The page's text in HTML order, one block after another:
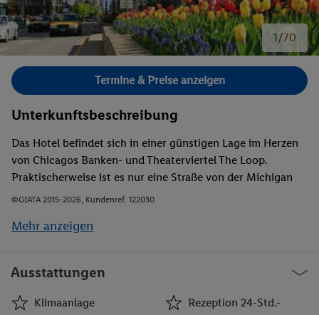
1/70
Bild 1 von 70.
Termine & Preise anzeigen
Unterkunftsbeschreibung
Das Hotel befindet sich in einer günstigen Lage im Herzen
von Chicagos Banken- und Theaterviertel The Loop.
Praktischerweise ist es nur eine Straße von der Michigan
Avenue, dem Millennium Park und Chicagos berühmten
architektonische Sehenswürdigkeiten können nach etwa 3
der internationale Flughafen O'Hare liegen ca. 17 bzw. ca.
27 km entfernt.
©GIATA 2015-2026, Kundenref. 122030
Mehr anzeigen
Ausstattungen
Klimaanlage
Rezeption 24-Std.-